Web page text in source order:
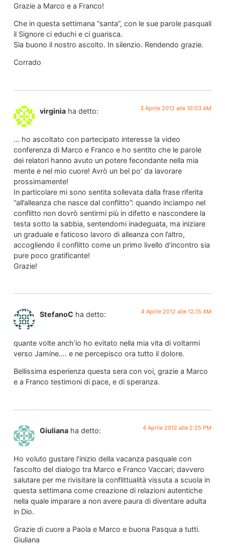
Grazie a Marco e a Franco!
Che in questa settimana “santa”, con le sue parole pasquali
il Signore ci educhi e ci guarisca.
Sia buono il nostro ascolto. In silenzio. Rendendo grazie.
Corrado
virginia ha detto: 3 Aprile 2012 alle 10:03 AM
… ho ascoltato con partecipato interesse la video
conferenza di Marco e Franco e ho sentito che le parole
dei relatori hanno avuto un potere fecondante nella mia
mente e nel mio cuore! Avrò un bel po’ da lavorare
prossimamente!
In particolare mi sono sentita sollevata dalla frase riferita
“all’alleanza che nasce dal conflitto”: quando inciampo nel
conflitto non dovrò sentirmi più in difetto e nascondere la
testa sotto la sabbia, sentendomi inadeguata, ma iniziare
un graduale e faticoso lavoro di alleanza con l’altro,
accogliendo il conflitto come un primo livello d’incontro sia
pure poco gratificante!
Grazie!
StefanoC ha detto: 4 Aprile 2012 alle 12:15 AM
quante volte anch’io ho evitato nella mia vita di voltarmi
verso Jamine…. e ne percepisco ora tutto il dolore.
Bellissima esperienza questa sera con voi, grazie a Marco
e a Franco testimoni di pace, e di speranza.
Giuliana ha detto: 4 Aprile 2012 alle 2:25 PM
Ho voluto gustare l’inizio della vacanza pasquale con
l’ascolto del dialogo tra Marco e Franco Vaccari; davvero
salutare per me rivisitare la conflittualità vissuta a scuola in
questa settimana come creazione di relazioni autentiche
nella quale imparare a non avere paura di diventare adulta
in Dio.
Grazie di cuore a Paola e Marco e buona Pasqua a tutti.
Giuliana